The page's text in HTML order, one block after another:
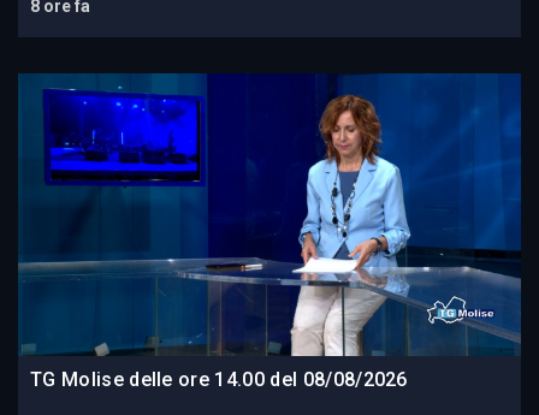
8 ore fa
TG Molise delle ore 14.00 del 08/08/2026